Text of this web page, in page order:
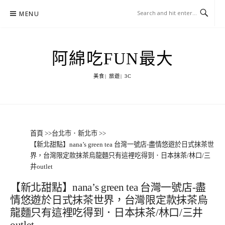
MENU
阿綿吃FUN最大
美食| 旅遊| 3C
首頁 >>台北市．新北市 >>
【新北甜點】nana’s green tea 台灣一號店-盡情悠遊於日式抹茶世
界，台灣限定款抹茶烏龍麵只有這裡吃得到．日本抹茶/林口/三
井outlet
【新北甜點】nana’s green tea 台灣一號店-盡
情悠遊於日式抹茶世界，台灣限定款抹茶烏
龍麵只有這裡吃得到．日本抹茶/林口/三井